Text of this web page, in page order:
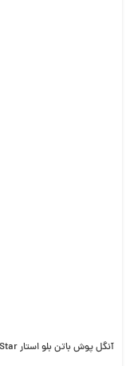
آنگل پوش باتن بلو استار BlueStar